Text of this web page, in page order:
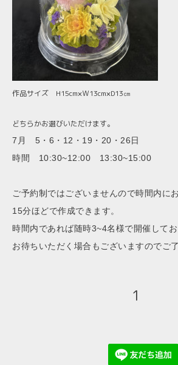
作品サイズ H15cm×Ｗ13cm×D13㎝
どちらかお選びいただけます。
7月 5・6・12・19・20・26日
時間 10:30~12:00 13:30~15:00
ご予約制ではございませんので時間内に
15分ほどで作成できます。
時間内であれば随時3~4名様で開催してお
お待ちいただく場合もございますのでご
1